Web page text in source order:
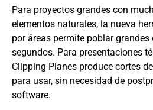
Para proyectos grandes con
elementos naturales, la nueva
por áreas permite poblar grandes
segundos. Para presentaciones
Clipping Planes produce cortes
para usar, sin necesidad de
software.